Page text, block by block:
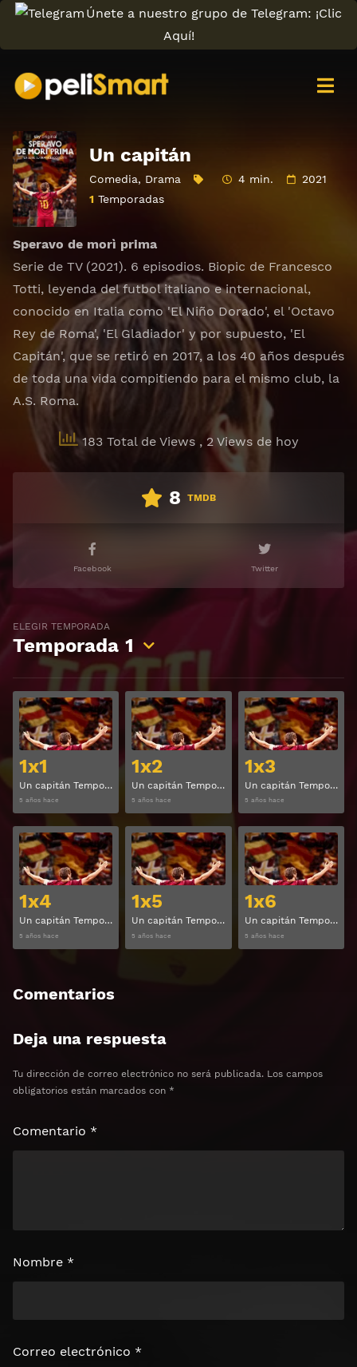
Únete a nuestro grupo de Telegram: ¡Clic
Aquí!
Un capitán
Comedia, Drama 4 min.
2021
1 Temporadas
Speravo de morì prima
Serie de TV (2021). 6 episodios. Biopic de Francesco
Totti, leyenda del futbol italiano e internacional,
conocido en Italia como 'El Niño Dorado', el 'Octavo
Rey de Roma', 'El Gladiador' y por supuesto, 'El
Capitán', que se retiró en 2017, a los 40 años después
de toda una vida compitiendo para el mismo club, la
A.S. Roma.
183 Total de Views , 2 Views de hoy
8 TMDB
Facebook Twitter
ELEGIR TEMPORADA
Temporada 1
1x1
Un capitán Temporada 1 Capitulo 1
5 años hace
Ver
1x2
Un capitán Temporada 1 Capitulo 2
5 años hace
Ver
1x3
Un capitán Temporada 1 Capitulo 3
5 años hace
1x4
Un capitán Temporada 1 Capitulo 4
5 años hace
Ver
1x5
Un capitán Temporada 1 Capitulo 5
5 años hace
Ver
1x6
Un capitán Temporada 1 Capitulo 6
5 años hace
Comentarios
Deja una respuesta
Tu dirección de correo electrónico no será publicada. Los campos
obligatorios están marcados con *
Comentario *
Nombre *
Correo electrónico *